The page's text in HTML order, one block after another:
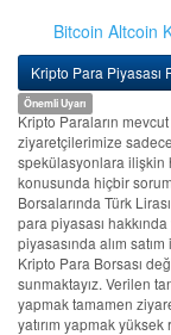
Bitcoin Altcoin
Kripto Para Piyasası
Önemli Uyarı
Kripto Paraların
ziyaretçilerimize
spekülasyonlara ilişkin
konusunda hiçbir
Borsalarında Türk
para piyasası
piyasasında alım
Kripto Para Borsası
sunmaktayız. Verilen
yapmak tamamen
yatırım yapmak